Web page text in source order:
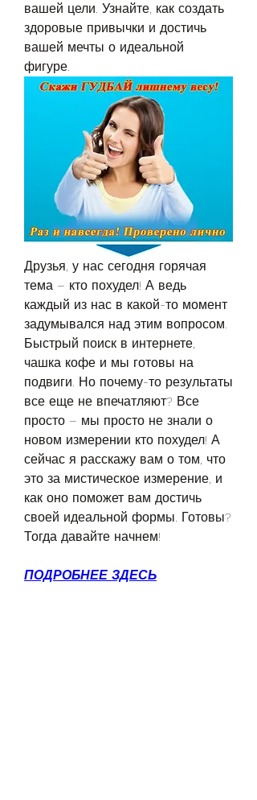
вашей цели. Узнайте, как создать
здоровые привычки и достичь
вашей мечты о идеальной
фигуре.
Друзья, у нас сегодня горячая
тема – кто похудел! А ведь
каждый из нас в какой-то момент
задумывался над этим вопросом.
Быстрый поиск в интернете,
чашка кофе и мы готовы на
подвиги. Но почему-то результаты
все еще не впечатляют? Все
просто – мы просто не знали о
новом измерении кто похудел! А
сейчас я расскажу вам о том, что
это за мистическое измерение, и
как оно поможет вам достичь
своей идеальной формы. Готовы?
Тогда давайте начнем!
ПОДРОБНЕЕ ЗДЕСЬ